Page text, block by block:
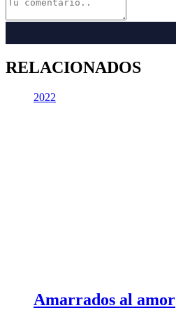
RELACIONADOS
2022
Amarrados al amor